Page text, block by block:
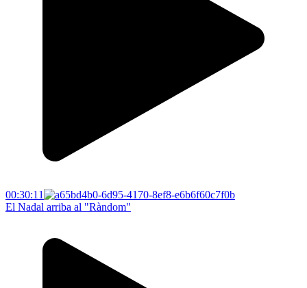
00:30:11
El Nadal arriba al "Ràndom"